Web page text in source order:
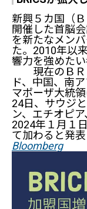
新興５カ国（
開催した首脳
を新たなメン
た。2010年以
響力を強めたい
現在のＢＲ
ド、中国、南
マポーザ大統
24日、サウジ
ン、エチオピ
2024年１月１
て加わると発表
Bloomberg